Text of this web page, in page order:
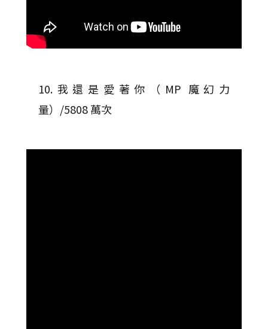
10.我還是愛著你（MP 魔幻力
量）/5808 萬次